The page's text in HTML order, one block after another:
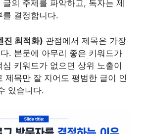
의 주제를 파악하고, 독자는 제
를 결정합니다.
진 최적화) 관점에서 제목은 가장
. 본문에 아무리 좋은 키워드가
키워드가 없으면 상위 노출이
제목만 잘 지어도 평범한 글이 인
있습니다.